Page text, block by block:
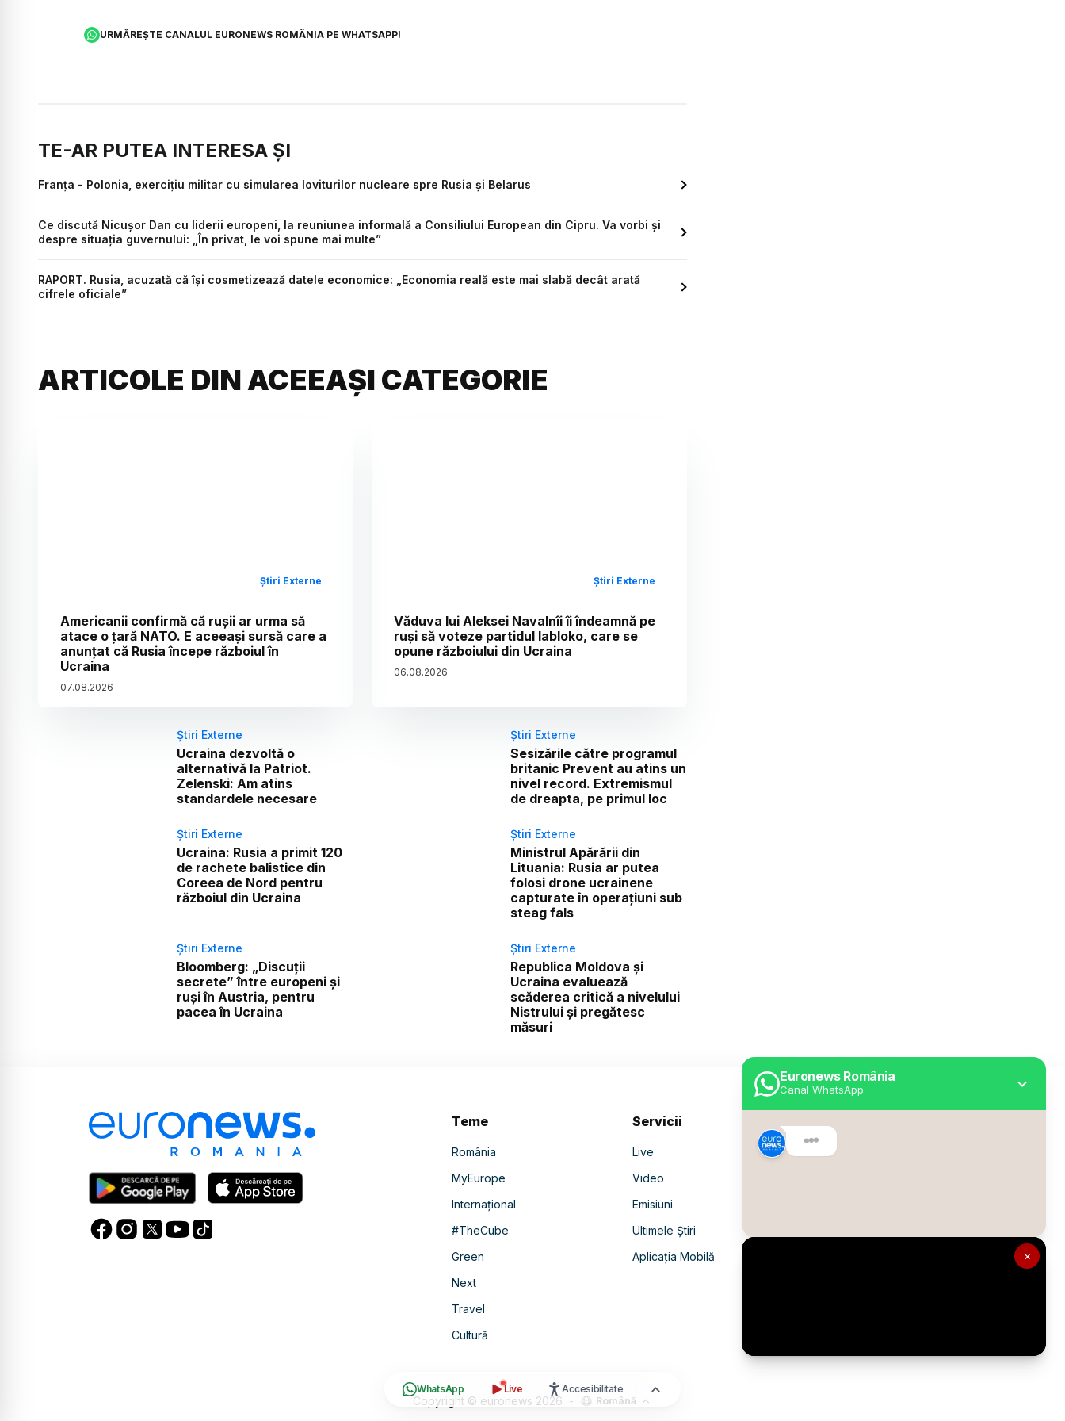
×
Euronews România
Canal WhatsApp
WhatsApp Live Accesibilitate
URMĂREȘTE CANALUL EURONEWS ROMÂNIA PE WHATSAPP!
TE-AR PUTEA INTERESA ȘI
Franța - Polonia, exercițiu militar cu simularea loviturilor nucleare spre Rusia și Belarus
Ce discută Nicușor Dan cu liderii europeni, la reuniunea informală a Consiliului European din Cipru. Va vorbi și
despre situația guvernului: „În privat, le voi spune mai multe”
RAPORT. Rusia, acuzată că își cosmetizează datele economice: „Economia reală este mai slabă decât arată
cifrele oficiale”
ARTICOLE DIN ACEEAȘI CATEGORIE
Știri Externe
Americanii confirmă că rușii ar urma să
atace o țară NATO. E aceeași sursă care a
anunțat că Rusia începe războiul în
Ucraina
07.08.2026
Știri Externe
Văduva lui Aleksei Navalnîi îi îndeamnă pe
ruși să voteze partidul Iabloko, care se
opune războiului din Ucraina
06.08.2026
Știri Externe
Ucraina dezvoltă o
alternativă la Patriot.
Zelenski: Am atins
standardele necesare
Știri Externe
Sesizările către programul
britanic Prevent au atins un
nivel record. Extremismul
de dreapta, pe primul loc
Știri Externe
Ucraina: Rusia a primit 120
de rachete balistice din
Coreea de Nord pentru
războiul din Ucraina
Știri Externe
Ministrul Apărării din
Lituania: Rusia ar putea
folosi drone ucrainene
capturate în operațiuni sub
steag fals
Știri Externe
Bloomberg: „Discuții
secrete” între europeni și
ruși în Austria, pentru
pacea în Ucraina
Știri Externe
Republica Moldova și
Ucraina evaluează
scăderea critică a nivelului
Nistrului și pregătesc
măsuri
Teme
România
MyEurope
Internațional
#TheCube
Green
Next
Travel
Cultură
Servicii
Live
Video
Emisiuni
Ultimele Știri
Aplicația Mobilă
Despre Euronews
Copyright © euronews 2026 - Română